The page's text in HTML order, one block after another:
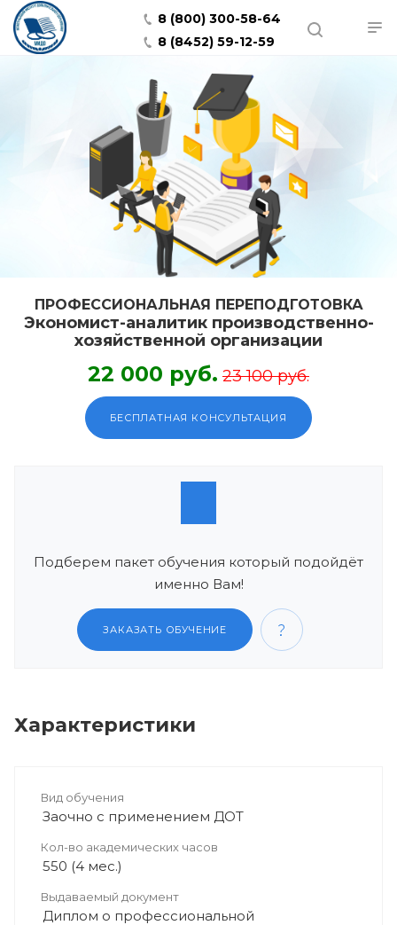
8 (800) 300-58-64
8 (8452) 59-12-59
ПРОФЕССИОНАЛЬНАЯ ПЕРЕПОДГОТОВКА
Экономист-аналитик производственно-
хозяйственной организации
22 000 руб. 23 100 руб.
БЕСПЛАТНАЯ КОНСУЛЬТАЦИЯ
Подберем пакет обучения который подойдёт
именно Вам!
ЗАКАЗАТЬ ОБУЧЕНИЕ
Характеристики
Вид обучения
Заочно с применением ДОТ
Кол-во академических часов
550 (4 мес.)
Выдаваемый документ
Диплом о профессиональной